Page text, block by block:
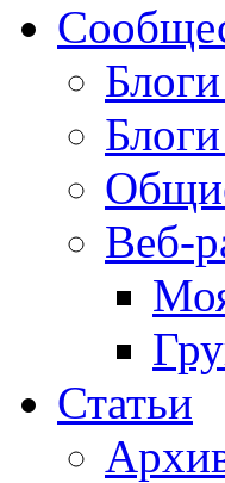
Веб-
Статьи